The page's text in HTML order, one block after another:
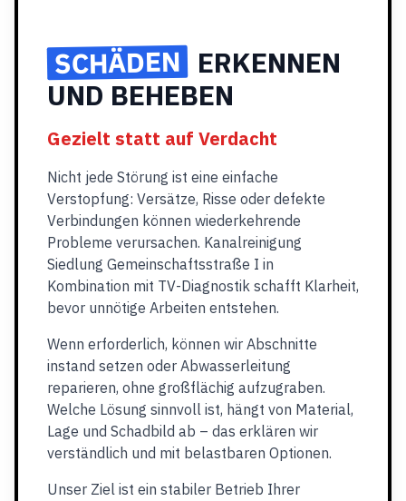
SCHÄDEN ERKENNEN
UND BEHEBEN
Gezielt statt auf Verdacht
Nicht jede Störung ist eine einfache
Verstopfung: Versätze, Risse oder defekte
Verbindungen können wiederkehrende
Probleme verursachen. Kanalreinigung
Siedlung Gemeinschaftsstraße I in
Kombination mit TV-Diagnostik schafft Klarheit,
bevor unnötige Arbeiten entstehen.
Wenn erforderlich, können wir Abschnitte
instand setzen oder Abwasserleitung
reparieren, ohne großflächig aufzugraben.
Welche Lösung sinnvoll ist, hängt von Material,
Lage und Schadbild ab – das erklären wir
verständlich und mit belastbaren Optionen.
Unser Ziel ist ein stabiler Betrieb Ihrer